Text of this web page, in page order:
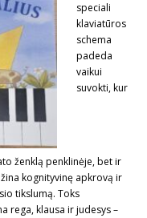
speciali
klaviatūros
schema
padeda
vaikui
suvokti, kur
ženklą penklinėje, bet ir
kognityvinę apkrovą ir
tikslumą. Toks
rega, klausa ir judesys –